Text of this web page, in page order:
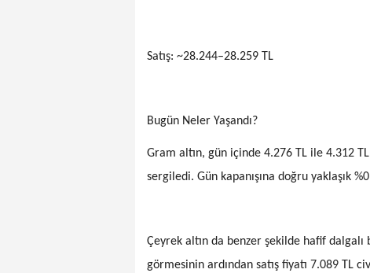
Satış: ~28.244–28.259 TL
Bugün Neler Yaşandı?
Gram altın, gün içinde 4.276 TL ile 4.312
sergiledi. Gün kapanışına doğru yaklaşık
Çeyrek altın da benzer şekilde hafif
görmesinin ardından satış fiyatı 7.089 TL